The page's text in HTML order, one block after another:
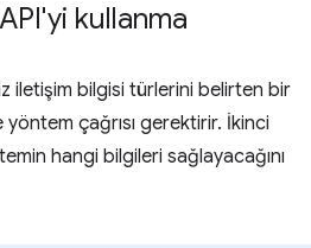
kullanma
iletişim bilgisi türlerini belirten bir
çağrısı gerektirir. İkinci
hangi bilgileri sağlayacağını